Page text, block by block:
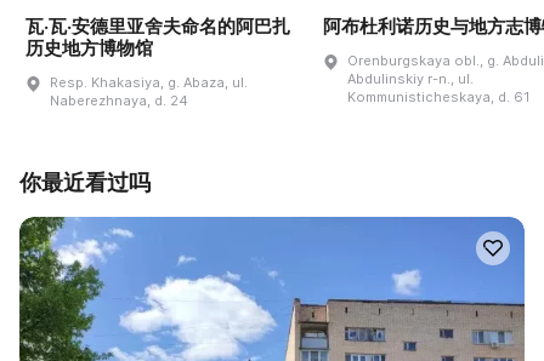
瓦·瓦·安德里亚舍夫命名的阿巴扎
历史地方博物馆
Resp. Khakasiya, g. Abaza, ul.
Naberezhnaya, d. 24
阿布杜利诺历史与地方志
Orenburgskaya obl., g.
Abdulinskiy r-n., ul.
Kommunisticheskaya, d. 61
你最近看过吗